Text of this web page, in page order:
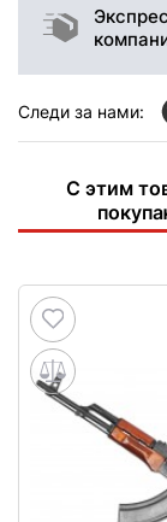
Следи за нами:
С этим